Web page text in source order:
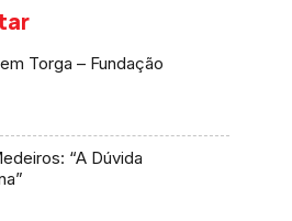
Torga – Fundação
“A Dúvida